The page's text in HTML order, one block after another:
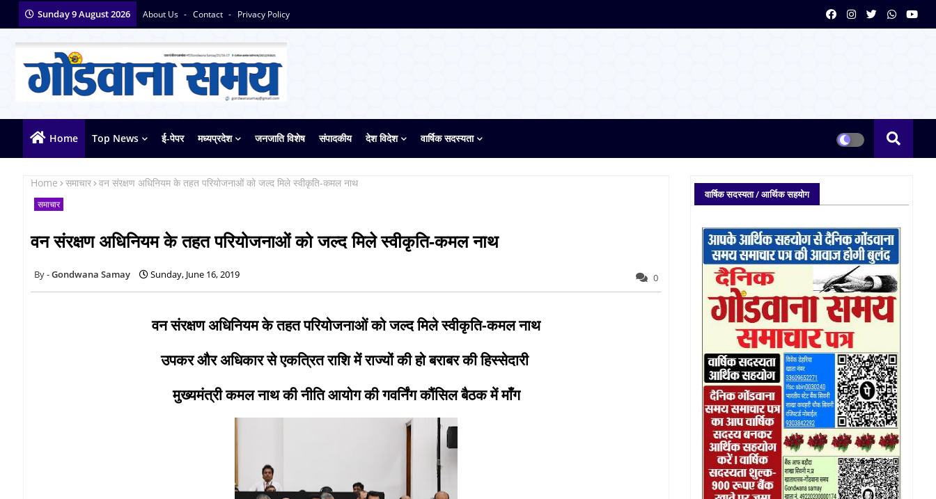
Sunday 9 August 2026 About Us Contact Privacy Policy
Home Top News ई-पेपर मध्यप्रदेश जनजाति विशेष संपादकीय देश विदेश वार्षिक सदस्यता
Home समाचार वन संरक्षण अधिनियम के तहत परियोजनाओं को जल्द मिले स्वीकृति-कमल नाथ
समाचार
वन संरक्षण अधिनियम के तहत परियोजनाओं को जल्द मिले स्वीकृति-कमल नाथ
Gondwana Samay Sunday, June 16, 2019 0
वन संरक्षण अधिनियम के तहत परियोजनाओं को जल्द मिले स्वीकृति-कमल नाथ
उपकर और अधिकार से एकत्रित राशि में राज्यों की हो बराबर की हिस्सेदारी
मुख्यमंत्री कमल नाथ की नीति आयोग की गवर्निंग कौंसिल बैठक में माँग
वार्षिक सदस्यता / आर्थिक सहयोग